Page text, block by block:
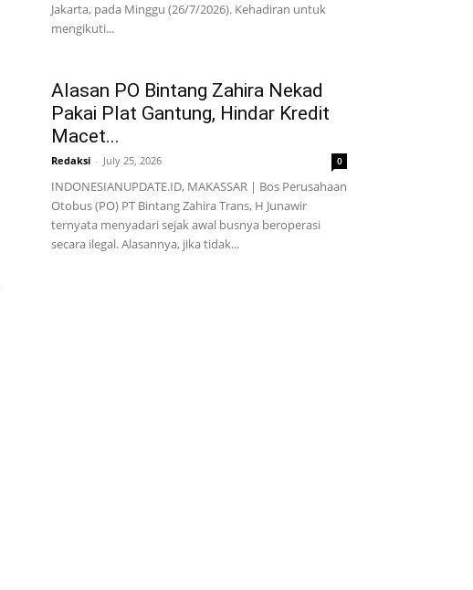
Jakarta, pada Minggu (26/7/2026). Kehadiran untuk
mengikuti...
Alasan PO Bintang Zahira Nekad
Pakai Plat Gantung, Hindar Kredit
Macet...
Redaksi - July 25, 2026 0
INDONESIANUPDATE.ID, MAKASSAR | Bos Perusahaan
Otobus (PO) PT Bintang Zahira Trans, H Junawir
ternyata menyadari sejak awal busnya beroperasi
secara ilegal. Alasannya, jika tidak...